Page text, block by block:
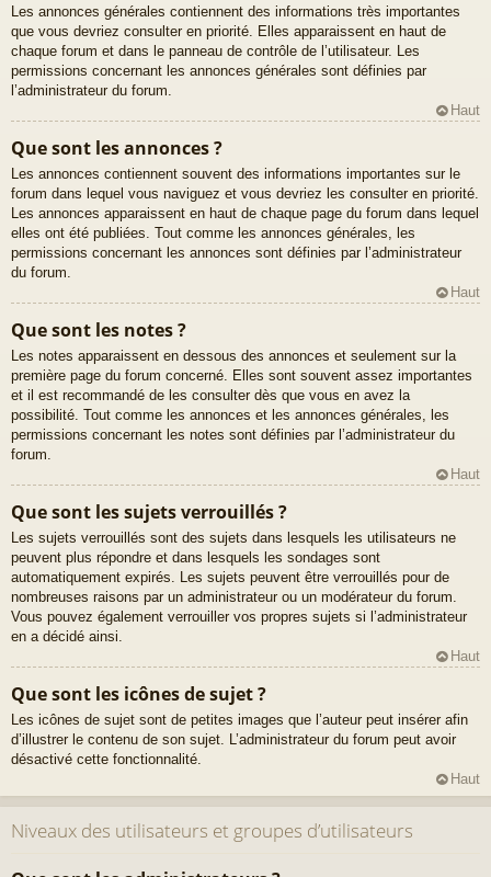
Les annonces générales contiennent des informations très importantes
que vous devriez consulter en priorité. Elles apparaissent en haut de
chaque forum et dans le panneau de contrôle de l’utilisateur. Les
permissions concernant les annonces générales sont définies par
l’administrateur du forum.
Haut
Que sont les annonces ?
Les annonces contiennent souvent des informations importantes sur le
forum dans lequel vous naviguez et vous devriez les consulter en priorité.
Les annonces apparaissent en haut de chaque page du forum dans lequel
elles ont été publiées. Tout comme les annonces générales, les
permissions concernant les annonces sont définies par l’administrateur
du forum.
Haut
Que sont les notes ?
Les notes apparaissent en dessous des annonces et seulement sur la
première page du forum concerné. Elles sont souvent assez importantes
et il est recommandé de les consulter dès que vous en avez la
possibilité. Tout comme les annonces et les annonces générales, les
permissions concernant les notes sont définies par l’administrateur du
forum.
Haut
Que sont les sujets verrouillés ?
Les sujets verrouillés sont des sujets dans lesquels les utilisateurs ne
peuvent plus répondre et dans lesquels les sondages sont
automatiquement expirés. Les sujets peuvent être verrouillés pour de
nombreuses raisons par un administrateur ou un modérateur du forum.
Vous pouvez également verrouiller vos propres sujets si l’administrateur
en a décidé ainsi.
Haut
Que sont les icônes de sujet ?
Les icônes de sujet sont de petites images que l’auteur peut insérer afin
d’illustrer le contenu de son sujet. L’administrateur du forum peut avoir
désactivé cette fonctionnalité.
Haut
Niveaux des utilisateurs et groupes d’utilisateurs